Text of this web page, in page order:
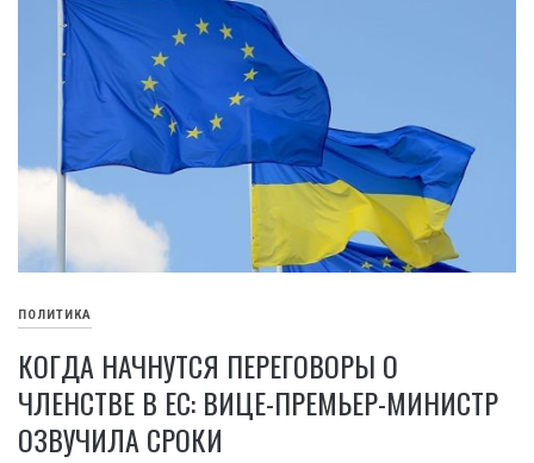
ПОЛИТИКА
КОГДА НАЧНУТСЯ ПЕРЕГОВОРЫ О
ЧЛЕНСТВЕ В ЕС: ВИЦЕ-ПРЕМЬЕР-МИНИСТР
ОЗВУЧИЛА СРОКИ